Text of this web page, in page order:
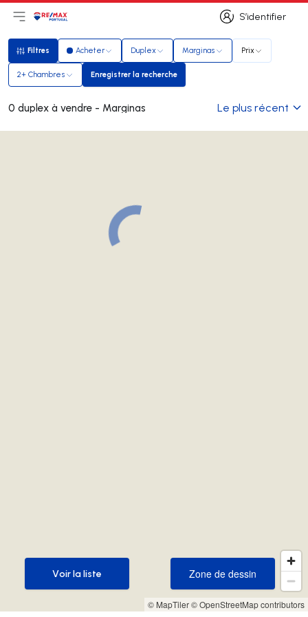
S’identifier
S’identifier
Ouvrir le menu principal
LogoAller à la page d’accueil
Filtres
Filtres Acheter Duplex Marginas Prix
2+ Chambres Enregistrer la recherche
Enregistrer la recherche
0 duplex à vendre - Marginas Le plus récent
© MapTiler© OpenStreetMap contributors
Zone de dessin
Zone de dessin
Voir la liste
Voir la liste